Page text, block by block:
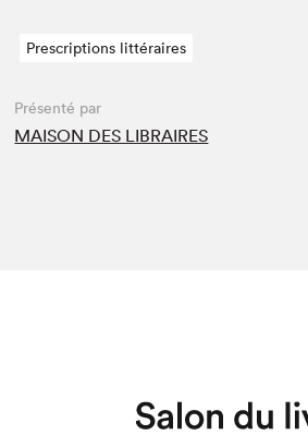
Prescriptions littéraires
Présenté par
MAISON DES LIBRAIRES